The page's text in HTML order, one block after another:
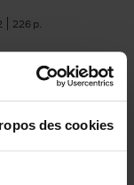
des cookies
226